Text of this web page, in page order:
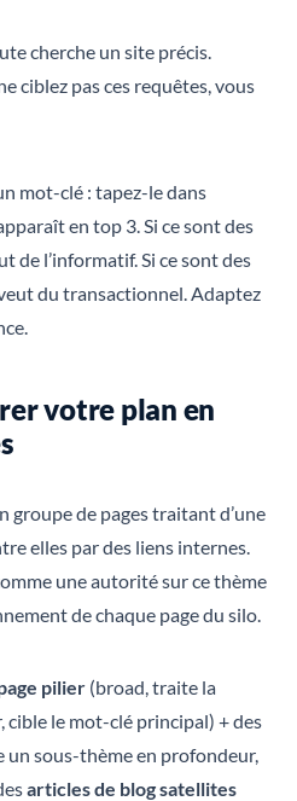
cherche un site précis.
ciblez pas ces requêtes, vous
mot-clé : tapez-le dans
en top 3. Si ce sont des
de l’informatif. Si ce sont des
du transactionnel. Adaptez
votre plan en
groupe de pages traitant d’une
elles par des liens internes.
une autorité sur ce thème
de chaque page du silo.
pilier (broad, traite la
le mot-clé principal) + des
un sous-thème en profondeur,
articles de blog satellites